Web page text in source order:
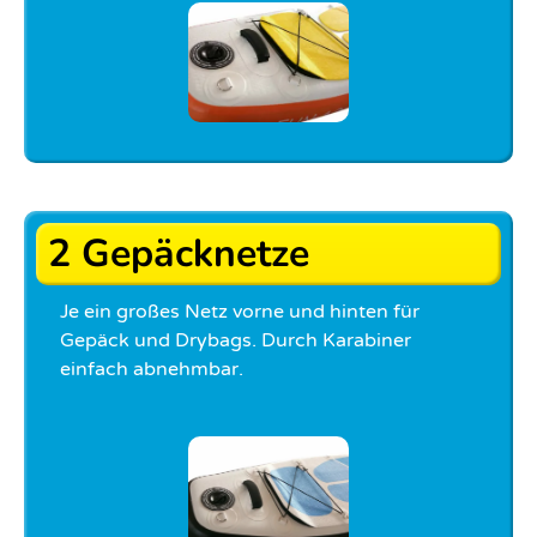
2 Gepäcknetze
Je ein großes Netz vorne und hinten für
Gepäck und Drybags. Durch Karabiner
einfach abnehmbar.